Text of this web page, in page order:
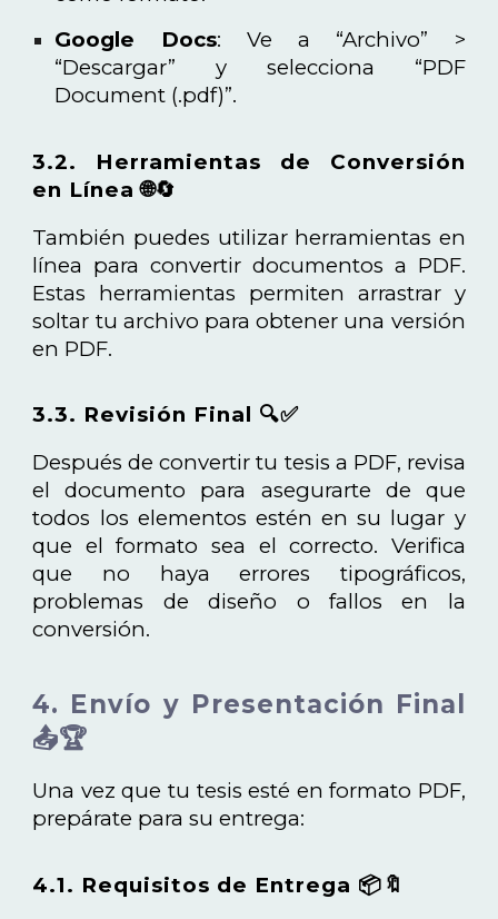
Google Docs: Ve a “Archivo” >
“Descargar” y selecciona “PDF
Document (.pdf)”.
3.2. Herramientas de Conversión
en Línea 🌐🔄
También puedes utilizar herramientas en
línea para convertir documentos a PDF.
Estas herramientas permiten arrastrar y
soltar tu archivo para obtener una versión
en PDF.
3.3. Revisión Final 🔍✅
Después de convertir tu tesis a PDF, revisa
el documento para asegurarte de que
todos los elementos estén en su lugar y
que el formato sea el correcto. Verifica
que no haya errores tipográficos,
problemas de diseño o fallos en la
conversión.
4. Envío y Presentación Final
📤🏆
Una vez que tu tesis esté en formato PDF,
prepárate para su entrega:
4.1. Requisitos de Entrega 📦🔖